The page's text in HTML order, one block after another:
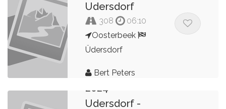
Udersdorf
308
06:10
Oosterbeek
Üdersdorf
Bert Peters
2024
Udersdorf -